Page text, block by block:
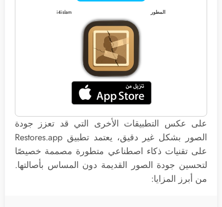
المطور i4islam
على عكس التطبيقات الأخرى التي قد تعزز جودة
الصور بشكل غير دقيق، يعتمد تطبيق Restores.app
على تقنيات ذكاء اصطناعي متطورة مصممة خصيصًا
لتحسين جودة الصور القديمة دون المساس بأصالتها.
من أبرز المزايا: